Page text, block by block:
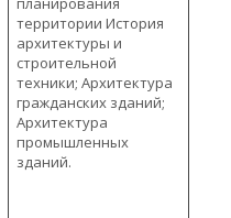
территории История
архитектуры и
строительной
техники; Архитектура
гражданских зданий;
Архитектура
промышленных
зданий.